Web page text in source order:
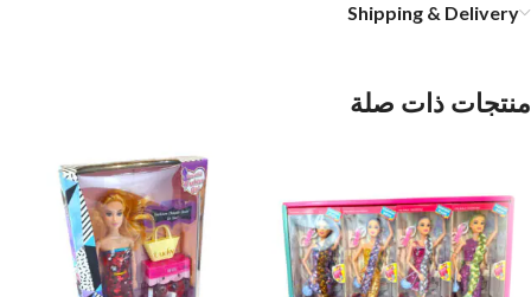
Shipping & Delivery
منتجات ذات صلة